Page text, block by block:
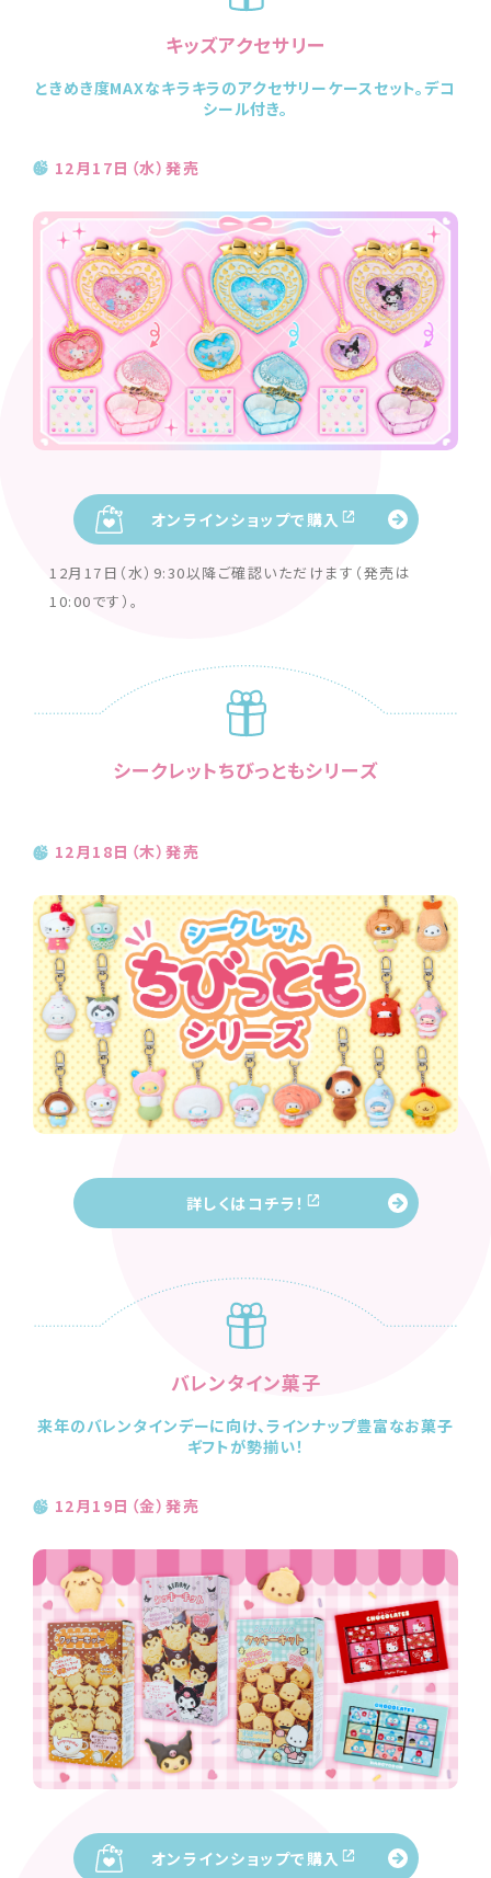
キッズアクセサリー
ときめき度MAXなキラキラのアクセサリーケースセット。デコ
シール付き。
12月17日（水）発売
オンラインショップで購入
12月17日（水）9:30以降ご確認いただけます（発売は
10:00です）。
シークレットちびっともシリーズ
12月18日（木）発売
詳しくはコチラ！
バレンタイン菓子
来年のバレンタインデーに向け、ラインナップ豊富なお菓子
ギフトが勢揃い！
12月19日（金）発売
オンラインショップで購入